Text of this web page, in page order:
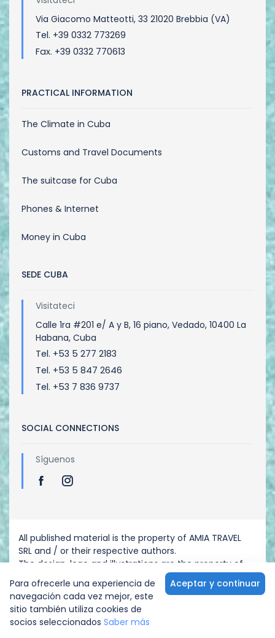
Desde € 200.00/noche
Via Giacomo Matteotti, 33 21020 Brebbia (VA)
Tel. +39 0332 773269
Fax. +39 0332 770613
PRACTICAL INFORMATION
The Climate in Cuba
Customs and Travel Documents
The suitcase for Cuba
Phones & Internet
Money in Cuba
SEDE CUBA
Visitateci
Calle 1ra #201 e/ A y B, 16 piano, Vedado, 10400 La
Habana, Cuba
Tel. +53 5 277 2183
Tel. +53 5 847 2646
Tel. +53 7 836 9737
SOCIAL CONNECTIONS
Síguenos
All published material is the property of AMIA TRAVEL
SRL and / or their respective authors.
The design, logo and illustrations are the property of
AMIA TRAVEL SRL - Any reproduction is prohibited.
Para ofrecerle una experiencia de
navegación cada vez mejor, este
sitio también utiliza cookies de
socios seleccionados Saber más
Aceptar y continuar